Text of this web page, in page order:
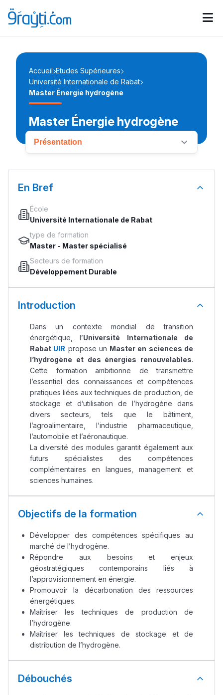
Catégories
d'actualités
Annonces bourses
Accueil Etudes Supérieures
Université Internationale de Rabat
Master Énergie hydrogène
Master Énergie hydrogène
Présentation
En Bref
École
Université Internationale de Rabat
type de formation
Master - Master spécialisé
Secteurs de formation
Développement Durable
Introduction
Dans un contexte mondial de transition
énergétique, l’Université Internationale de
Rabat UIR propose un Master en sciences de
l’hydrogène et des énergies renouvelables.
Cette formation ambitionne de transmettre
l’essentiel des connaissances et compétences
pratiques liées aux techniques de production, de
stockage et d’utilisation de l’hydrogène dans
divers secteurs, tels que le bâtiment,
l’agroalimentaire, l’industrie pharmaceutique,
l’automobile et l’aéronautique.
La diversité des modules garantit également aux
futurs spécialistes des compétences
complémentaires en langues, management et
sciences humaines.
Objectifs de la formation
Développer des compétences spécifiques au
marché de l’hydrogène.
Répondre aux besoins et enjeux
géostratégiques contemporains liés à
l’approvisionnement en énergie.
Promouvoir la décarbonation des ressources
énergétiques.
Maîtriser les techniques de production de
l’hydrogène.
Maîtriser les techniques de stockage et de
distribution de l’hydrogène.
Débouchés